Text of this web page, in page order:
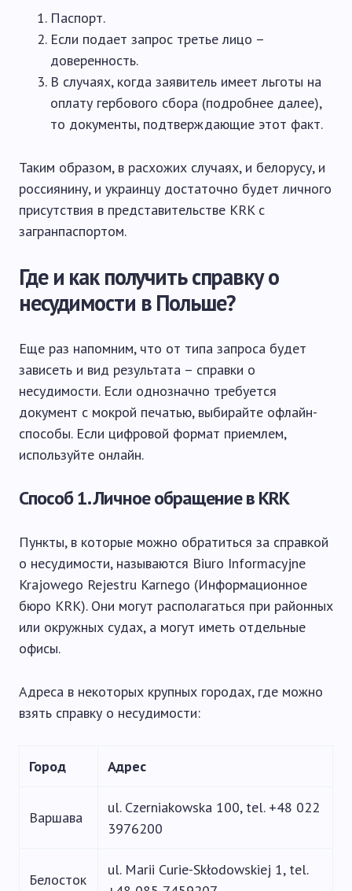
Паспорт.
Если подает запрос третье лицо –
доверенность.
В случаях, когда заявитель имеет льготы на
оплату гербового сбора (подробнее далее),
то документы, подтверждающие этот факт.
Таким образом, в расхожих случаях, и белорусу, и
россиянину, и украинцу достаточно будет личного
присутствия в представительстве KRK с
загранпаспортом.
Где и как получить справку о
несудимости в Польше?
Еще раз напомним, что от типа запроса будет
зависеть и вид результата – справки о
несудимости. Если однозначно требуется
документ с мокрой печатью, выбирайте офлайн-
способы. Если цифровой формат приемлем,
используйте онлайн.
Способ 1. Личное обращение в KRK
Пункты, в которые можно обратиться за справкой
о несудимости, называются Biuro Informacyjne
Krajowego Rejestru Karnego (Информационное
бюро KRK). Они могут располагаться при районных
или окружных судах, а могут иметь отдельные
офисы.
Адреса в некоторых крупных городах, где можно
взять справку о несудимости:
Город Адрес
Варшава
ul. Czerniakowska 100, tel. +48 022
3976200
Белосток
ul. Marii Curie-Skłodowskiej 1, tel.